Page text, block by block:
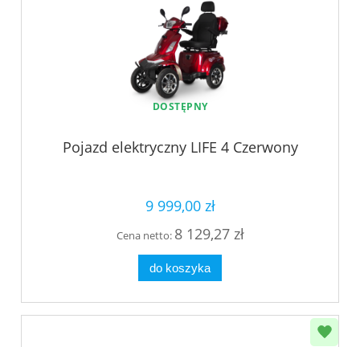
DOSTĘPNY
Pojazd elektryczny LIFE 4 Czerwony
9 999,00 zł
Cena netto: 8 129,27 zł
do koszyka